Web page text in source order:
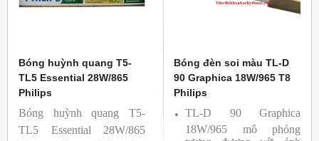
Bóng huỳnh quang T5-
TL5 Essential 28W/865
Philips
Bóng huỳnh quang T5-
TL5 Essential 28W/865
Bóng đèn soi màu TL-D
90 Graphica 18W/965 T8
Philips
TL-D 90 Graphica
18W/965 mô phỏng